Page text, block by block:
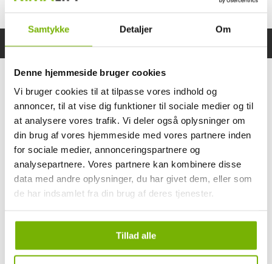
Samtykke Detaljer Om
Denne hjemmeside bruger cookies
Vi bruger cookies til at tilpasse vores indhold og
annoncer, til at vise dig funktioner til sociale medier og til
at analysere vores trafik. Vi deler også oplysninger om
din brug af vores hjemmeside med vores partnere inden
for sociale medier, annonceringspartnere og
analysepartnere. Vores partnere kan kombinere disse
data med andre oplysninger, du har givet dem, eller som
de har indsamlet fra din brug af deres tjenester.
Tillad alle
Specifikationer